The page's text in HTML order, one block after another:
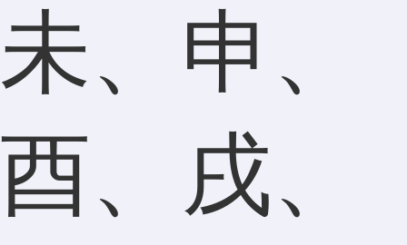
未、申、
酉、戌、